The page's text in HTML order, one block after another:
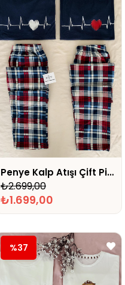
Penye Kalp Atışı Çift Pijaması
₺1.699,00
₺2.699,00
%37